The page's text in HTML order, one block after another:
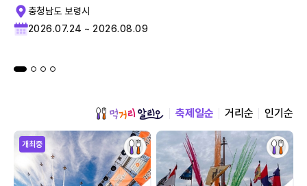
충청남도 보령시
2026.07.24 ~ 2026.08.09
축제일순 거리순 인기순
개최중